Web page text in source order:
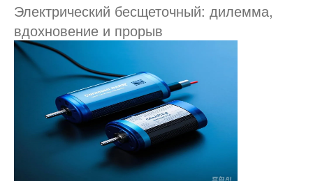
Электрический бесщеточный: дилемма,
вдохновение и прорыв